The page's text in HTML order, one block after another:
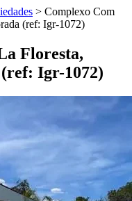
> Complexo Com
(ref: Igr-1072)
Floresta,
Igr-1072)